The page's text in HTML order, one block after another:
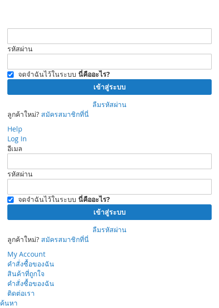
รหัสผ่าน
จดจำฉันไว้ในระบบ นี่คืออะไร?
เข้าสู่ระบบ
ลืมรหัสผ่าน
ลูกค้าใหม่? สมัครสมาชิกที่นี่
Help
Log In
อีเมล
รหัสผ่าน
จดจำฉันไว้ในระบบ นี่คืออะไร?
เข้าสู่ระบบ
ลืมรหัสผ่าน
ลูกค้าใหม่? สมัครสมาชิกที่นี่
My Account
คำสั่งซื้อของฉัน
สินค้าที่ถูกใจ
คำสั่งซื้อของฉัน
ติดต่อเรา
ข้าม
ค้นหา